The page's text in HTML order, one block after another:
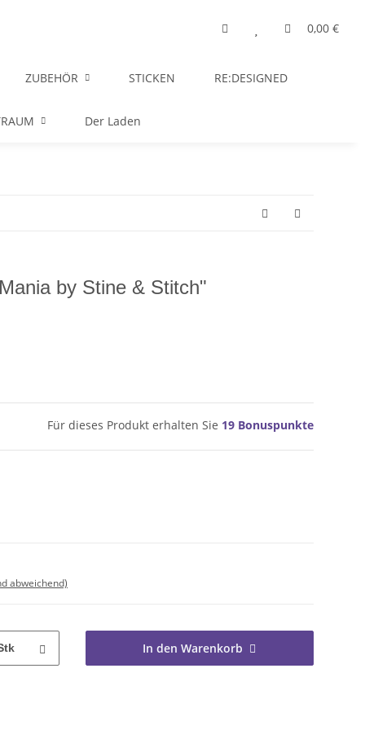
0,00 €
ZUBEHÖR STICKEN RE:DESIGNED
Der Laden
by Stine & Stitch"
Für dieses Produkt erhalten Sie 19 Bonuspunkte
abweichend)
In den Warenkorb